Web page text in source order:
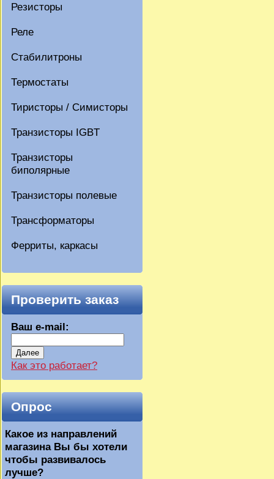
Резисторы
Реле
Стабилитроны
Термостаты
Тиристоры / Симисторы
Транзисторы IGBT
Транзисторы
биполярные
Транзисторы полевые
Трансформаторы
Ферриты, каркасы
Проверить заказ
Ваш e-mail:
Далее
Как это работает?
Опрос
Какое из направлений
магазина Вы бы хотели
чтобы развивалось
лучше?